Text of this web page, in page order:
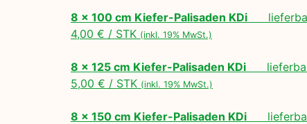
8 x 100 cm Kiefer-Palisaden KDi lieferbar
4,00 € / STK (inkl. 19% MwSt.)
8 x 125 cm Kiefer-Palisaden KDi lieferbar
5,00 € / STK (inkl. 19% MwSt.)
8 x 150 cm Kiefer-Palisaden KDi lieferbar